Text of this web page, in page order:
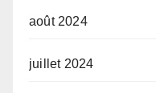
août 2024
juillet 2024